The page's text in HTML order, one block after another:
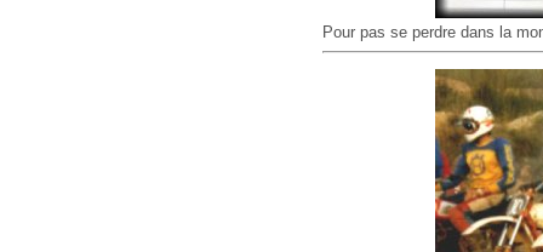
Pour pas se perdre dans la